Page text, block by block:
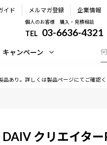
イド メルマガ登録 企業情報
個人のお客様 購入・見積相談
TEL 03-6636-4321
キャンペーン
品あり。詳しくは製品ページにてご確認く
DAIV クリエイター